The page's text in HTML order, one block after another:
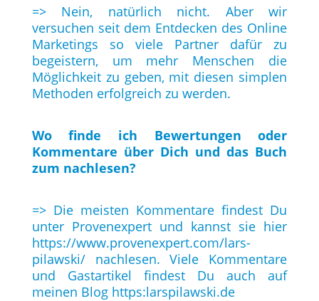
=> Nein, natürlich nicht. Aber wir
versuchen seit dem Entdecken des Online
Marketings so viele Partner dafür zu
begeistern, um mehr Menschen die
Möglichkeit zu geben, mit diesen simplen
Methoden erfolgreich zu werden.
Wo finde ich Bewertungen oder
Kommentare über Dich und das Buch
zum nachlesen?
=> Die meisten Kommentare findest Du
unter Provenexpert und kannst sie hier
https://www.provenexpert.com/lars-
pilawski/nachlesen. Viele Kommentare
und Gastartikel findest Du auch auf
meinen Blog https:larspilawski.de